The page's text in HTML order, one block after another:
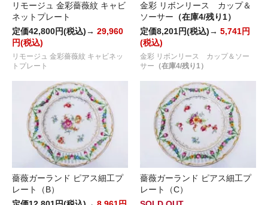
リモージュ 金彩薔薇紋 キャビ
ネットプレート
定価42,800円(税込)→ 29,960
円(税込)
リモージュ 金彩薔薇紋 キャビネッ
トプレート
金彩 リボンリース カップ＆
ソーサー （在庫4/残り1）
定価8,201円(税込)→ 5,741円
(税込)
金彩 リボンリース カップ＆ソー
サー （在庫4/残り1）
薔薇ガーランド ピアス細工プ
レート（B）
薔薇ガーランド ピアス細工プ
レート（C）